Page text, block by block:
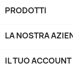
PRODOTTI
LA NOSTRA
IL TUO ACCOUNT